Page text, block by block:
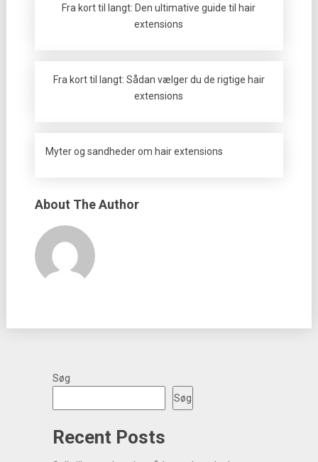
Fra kort til langt: Den ultimative guide til hair
extensions
Fra kort til langt: Sådan vælger du de rigtige hair
extensions
Myter og sandheder om hair extensions
About The Author
Søg
Søg
Recent Posts